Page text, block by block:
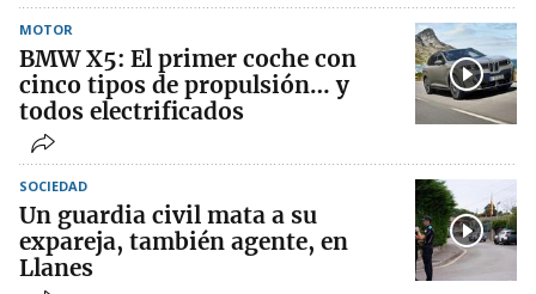
MOTOR
BMW X5: El primer coche con
cinco tipos de propulsión… y
todos electrificados
SOCIEDAD
Un guardia civil mata a su
expareja, también agente, en
Llanes